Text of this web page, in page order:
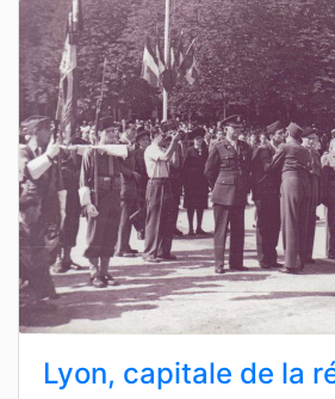
Lyon, capitale de la